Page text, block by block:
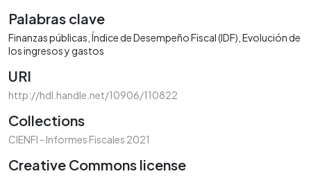
Palabras clave
Finanzas públicas Índice de Desempeño Fiscal (IDF) Evolución de
los ingresos y gastos
URI
http://hdl.handle.net/10906/110822
Collections
CIENFI - Informes Fiscales 2021
Creative Commons license